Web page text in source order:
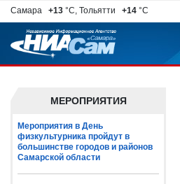
Самара +13 °C, Тольятти +14 °C
МЕРОПРИЯТИЯ
Мероприятия в День
физкультурника пройдут в
большинстве городов и районов
Самарской области